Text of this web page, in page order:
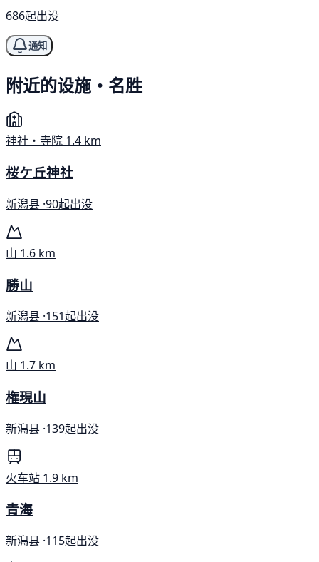
686起出没
通知
附近的设施・名胜
神社・寺院 1.4 km
桜ケ丘神社
新潟县 ·90起出没
山 1.6 km
勝山
新潟县 ·151起出没
山 1.7 km
権現山
新潟县 ·139起出没
火车站 1.9 km
青海
新潟县 ·115起出没